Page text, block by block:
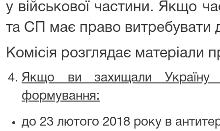
у військової частини. Якщо
та СП має право витребувати
Комісія розглядає матеріали
Якщо ви захищали Україну
формування:
до 23 лютого 2018 року в